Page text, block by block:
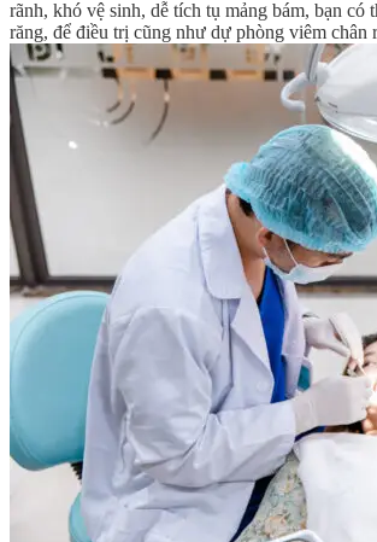
rãnh, khó vệ sinh, dễ tích tụ mảng bám, bạn có
răng, để điều trị cũng như dự phòng viêm chân